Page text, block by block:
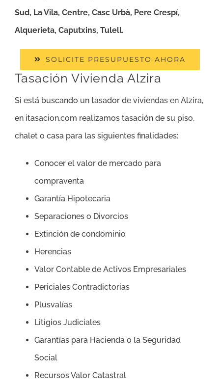
Sud, La Vila, Centre, Casc Urbà, Pere Crespí,
Alquerieta, Caputxins, Tulell.
SOLICITE PRESUPUESTO AHORA
Tasación Vivienda Alzira
Si está buscando un tasador de viviendas en Alzira,
en itasacion.com realizamos tasación de su piso,
chalet o casa para las siguientes finalidades:
Conocer el valor de mercado para
compraventa
Garantía Hipotecaria
Separaciones o Divorcios
Extinción de condominio
Herencias
Valor Contable de Activos Empresariales
Periciales Contradictorias
Plusvalías
Litigios Judiciales
Garantías para Hacienda o la Seguridad
Social
Recursos Valor Catastral